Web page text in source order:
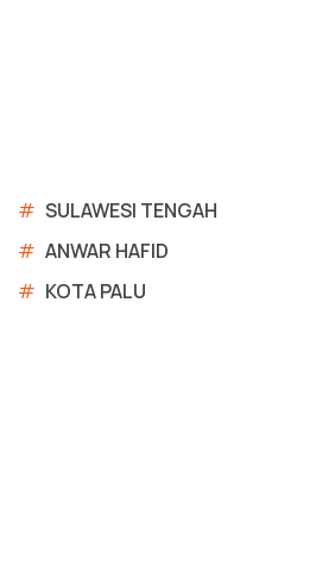
# SULAWESI TENGAH
# ANWAR HAFID
# KOTA PALU